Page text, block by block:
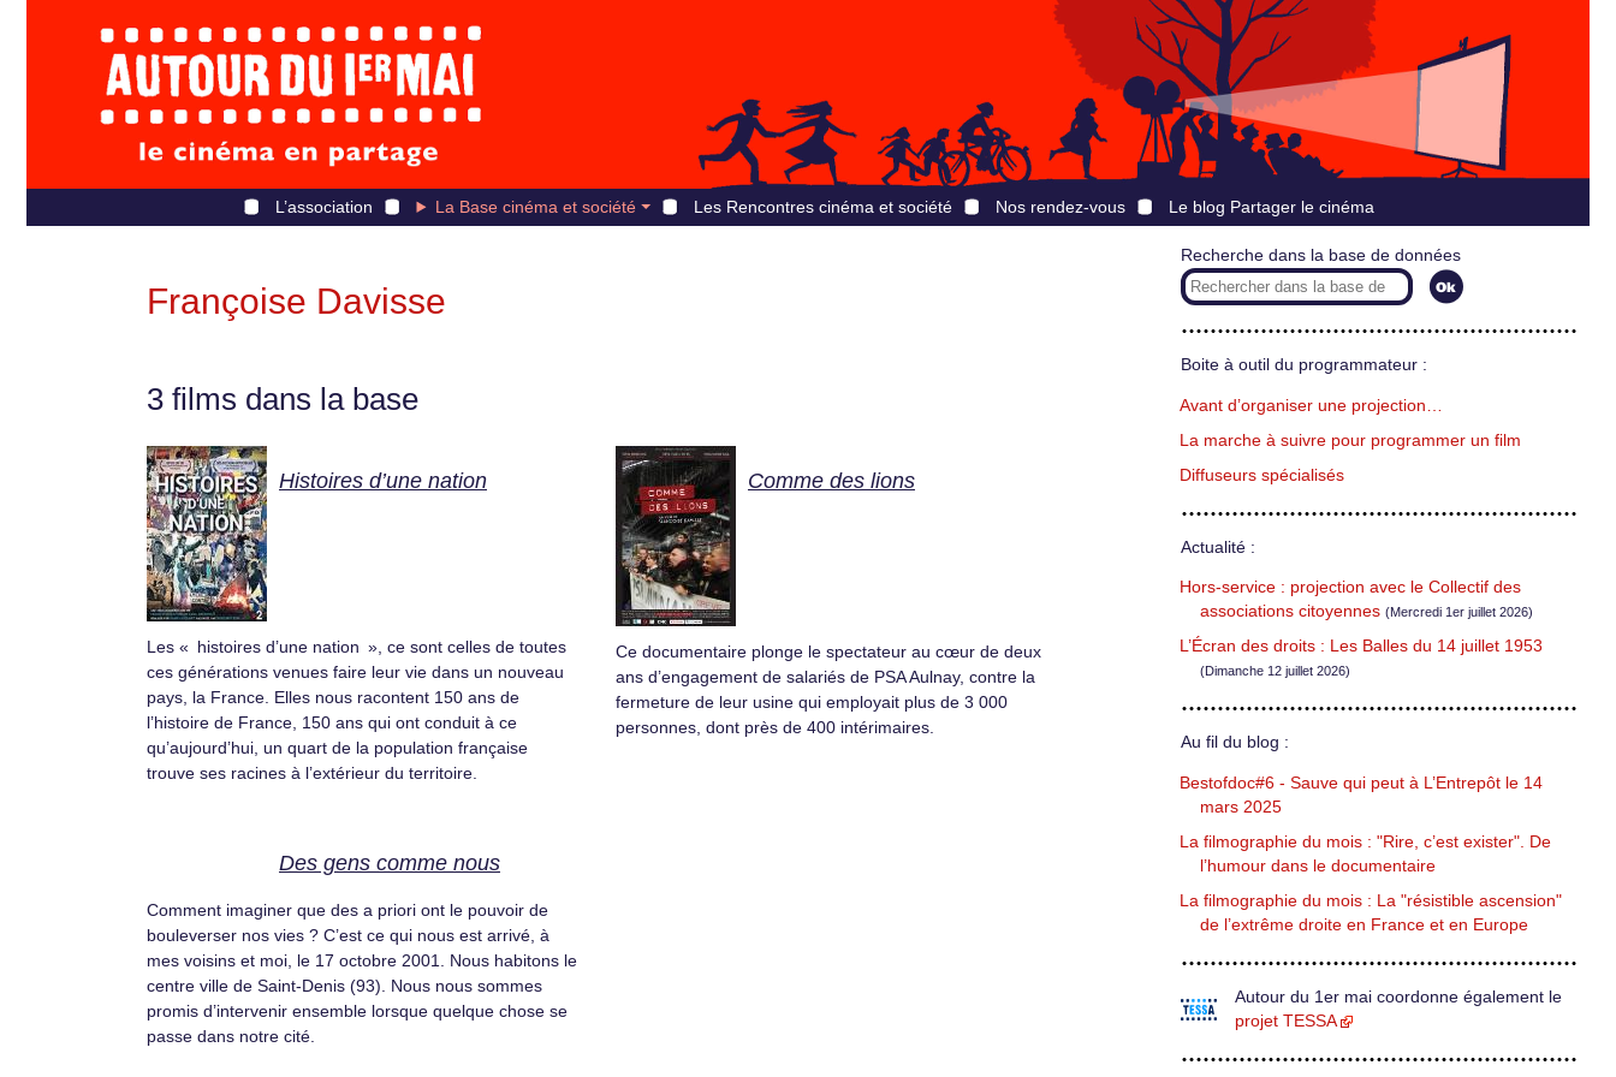
L’association La Base cinéma et société Les Rencontres cinéma et société Nos rendez-vous Le blog Partager le cinéma
Françoise Davisse
3 films dans la base
Histoires d’une nation
Les « histoires d’une nation », ce sont celles de toutes
ces générations venues faire leur vie dans un nouveau
pays, la France. Elles nous racontent 150 ans de
l’histoire de France, 150 ans qui ont conduit à ce
qu’aujourd’hui, un quart de la population française
trouve ses racines à l’extérieur du territoire.
Comme des lions
Ce documentaire plonge le spectateur au cœur de deux
ans d’engagement de salariés de PSA Aulnay, contre la
fermeture de leur usine qui employait plus de 3 000
personnes, dont près de 400 intérimaires.
Des gens comme nous
Comment imaginer que des a priori ont le pouvoir de
bouleverser nos vies ? C’est ce qui nous est arrivé, à
mes voisins et moi, le 17 octobre 2001. Nous habitons le
centre ville de Saint-Denis (93). Nous nous sommes
promis d’intervenir ensemble lorsque quelque chose se
passe dans notre cité.
Recherche dans la base de données
Boite à outil du programmateur :
Avant d’organiser une projection…
La marche à suivre pour programmer un film
Diffuseurs spécialisés
Actualité :
Hors-service : projection avec le Collectif des
associations citoyennes (Mercredi 1er juillet 2026)
L’Écran des droits : Les Balles du 14 juillet 1953
(Dimanche 12 juillet 2026)
Au fil du blog :
Bestofdoc#6 - Sauve qui peut à L’Entrepôt le 14
mars 2025
La filmographie du mois : "Rire, c’est exister". De
l’humour dans le documentaire
La filmographie du mois : La "résistible ascension"
de l’extrême droite en France et en Europe
Autour du 1er mai coordonne également le
projet TESSA